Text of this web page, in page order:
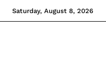
Saturday, August 8, 2026